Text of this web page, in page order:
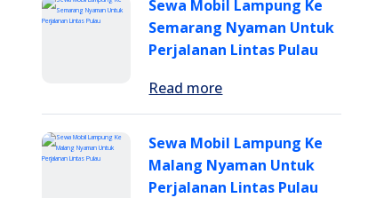
Sewa Mobil Lampung Ke
Semarang Nyaman Untuk
Perjalanan Lintas Pulau
Read more
Sewa Mobil Lampung Ke
Malang Nyaman Untuk
Perjalanan Lintas Pulau